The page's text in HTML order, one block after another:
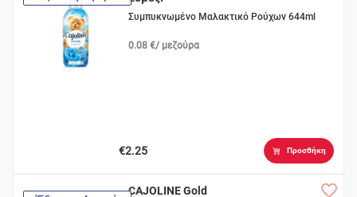
Συμπυκνωμένο Μαλακτικό Ρούχων 644ml
0.08 €/ μεζούρα
€2.25 Προσθήκη
CAJOLINE Gold